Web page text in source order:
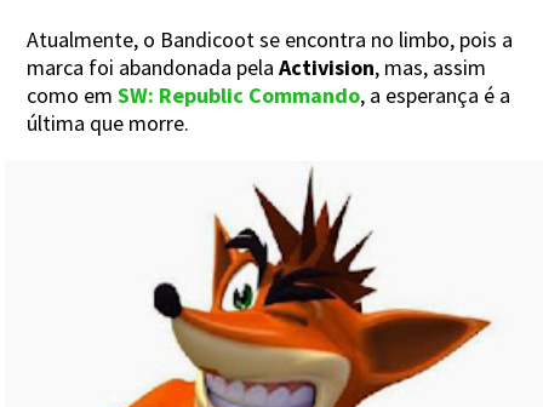
Atualmente, o Bandicoot se encontra no limbo, pois a
marca foi abandonada pelaActivision, mas, assim
como emSW: Republic Commando, a esperança é a
última que morre.